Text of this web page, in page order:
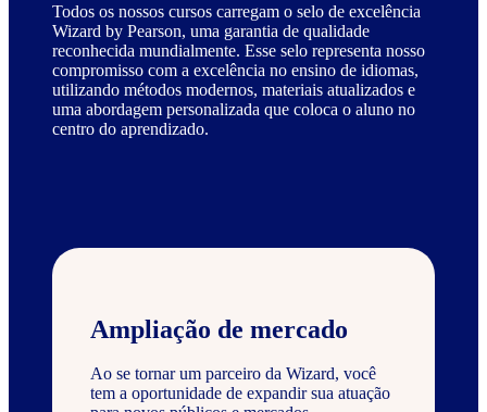
Todos os nossos cursos carregam o selo de excelência
Wizard by Pearson, uma garantia de qualidade
reconhecida mundialmente. Esse selo representa nosso
compromisso com a excelência no ensino de idiomas,
utilizando métodos modernos, materiais atualizados e
uma abordagem personalizada que coloca o aluno no
centro do aprendizado.
Ampliação de mercado
Ao se tornar um parceiro da Wizard, você
tem a oportunidade de expandir sua atuação